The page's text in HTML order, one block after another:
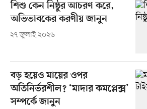
শিশু কেন নিষ্ঠুর আচরণ করে,
অভিভাবকের করণীয় জানুন
২৭ জুলাই ২০২৬
বড় হয়েও মায়ের ওপর
অতিনির্ভরশীল? ‘মাদার কমপ্লেক্স’
সম্পর্কে জানুন